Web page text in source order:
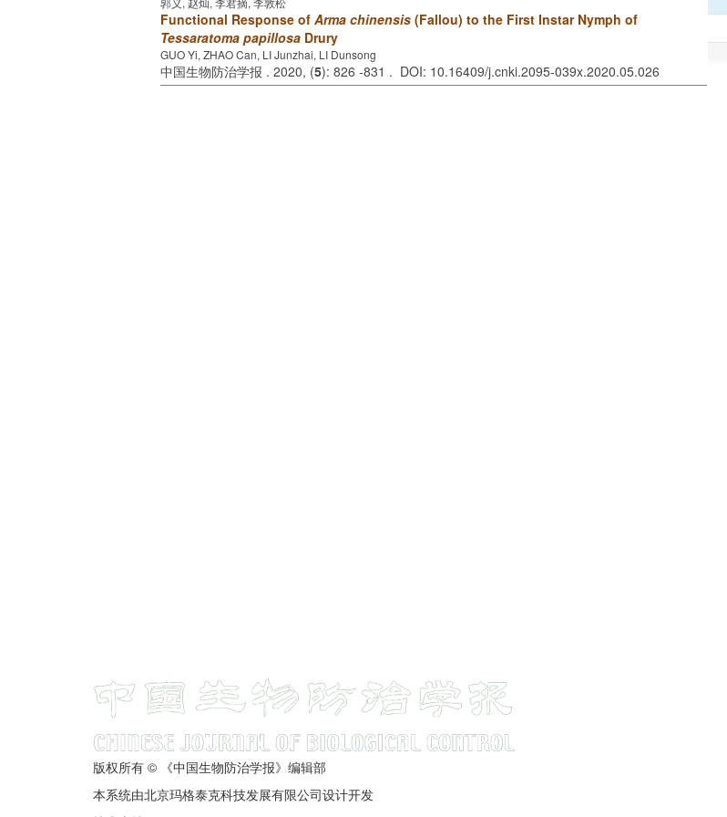
Functional Response of Arma chinensis (Fallou) to the First Instar Nymph of
Tessaratoma papillosa Drury
GUO Yi, ZHAO Can, LI Junzhai, LI Dunsong
中国生物防治学报 . 2020, (5): 826 -831 . DOI: 10.16409/j.cnki.2095-039x.2020.05.026
版权所有 © 《中国生物防治学报》编辑部
本系统由北京玛格泰克科技发展有限公司设计开发